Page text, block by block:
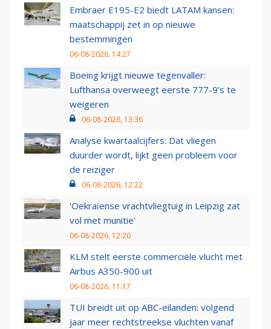
Embraer E195-E2 biedt LATAM kansen:
maatschappij zet in op nieuwe
bestemmingen
06-08-2026, 14:27
Boeing krijgt nieuwe tegenvaller:
Lufthansa overweegt eerste 777-9’s te
weigeren
06-08-2026, 13:36
Analyse kwartaalcijfers: Dat vliegen
duurder wordt, lijkt geen probleem voor
de reiziger
06-08-2026, 12:22
'Oekraïense vrachtvliegtuig in Leipzig zat
vol met munitie'
06-08-2026, 12:20
KLM stelt eerste commerciële vlucht met
Airbus A350-900 uit
06-08-2026, 11:17
TUI breidt uit op ABC-eilanden: volgend
jaar meer rechtstreekse vluchten vanaf